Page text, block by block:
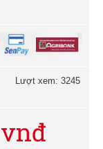
Lượt xem: 3245